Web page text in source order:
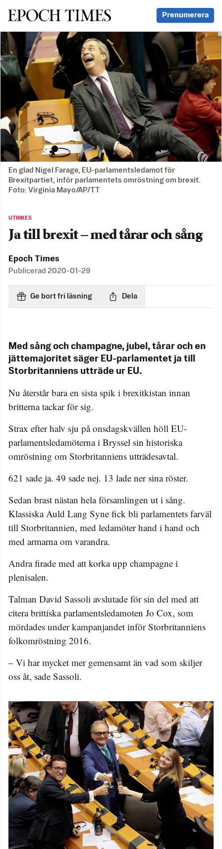
Svenska Epoch Times Prenumerera
En glad Nigel Farage, EU-parlamentsledamot för
Brexitpartiet, inför parlamentets omröstning om brexit.
Foto: Virginia Mayo/AP/TT
UTRIKES
Ja till brexit – med tårar och sång
Epoch Times
Publicerad 2020-01-29
Ge bort fri läsning Dela
Med sång och champagne, jubel, tårar och en
jättemajoritet säger EU-parlamentet ja till
Storbritanniens utträde ur EU.
Nu återstår bara en sista spik i brexitkistan innan
britterna tackar för sig.
Strax efter halv sju på onsdagskvällen höll EU-
parlamentsledamöterna i Bryssel sin historiska
omröstning om Storbritanniens utträdesavtal.
621 sade ja. 49 sade nej. 13 lade ner sina röster.
Sedan brast nästan hela församlingen ut i sång.
Klassiska Auld Lang Syne fick bli parlamentets farväl
till Storbritannien, med ledamöter hand i hand och
med armarna om varandra.
Andra firade med att korka upp champagne i
plenisalen.
Talman David Sassoli avslutade för sin del med att
citera brittiska parlamentsledamoten Jo Cox, som
mördades under kampanjandet inför Storbritanniens
folkomröstning 2016.
– Vi har mycket mer gemensamt än vad som skiljer
oss åt, sade Sassoli.